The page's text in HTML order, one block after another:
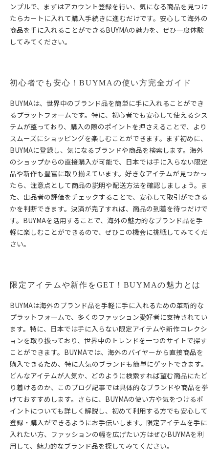
ンプルで、まずはアカウント登録を行い、気になる商品を見つけ
たらカートに入れて購入手続きに進むだけです。安心して海外の
商品を手に入れることができるBUYMAの魅力を、ぜひ一度体験
してみてください。
初心者でも安心！BUYMAの使い方完全ガイド
BUYMAは、世界中のブランド品を簡単に手に入れることができ
るプラットフォームです。特に、初心者でも安心して使えるシス
テムが整っており、購入の際のポイントを押さえることで、より
スムーズにショッピングを楽しむことができます。まず初めに、
BUYMAに登録し、気になるブランドや商品を検索します。海外
のショップからの直接購入が可能で、日本では手に入らない限定
品や新作も豊富に取り揃えています。好きなアイテムが見つかっ
たら、注意点として商品の説明や配送方法を確認しましょう。ま
た、出品者の評価をチェックすることで、安心して取引ができる
かを判断できます。決済が完了すれば、商品の到着を待つだけで
す。BUYMAを活用することで、海外の魅力的なブランド品を手
軽に楽しむことができるので、ぜひこの機会に挑戦してみてくだ
さい。
限定アイテムや新作をGET！BUYMAの魅力とは
BUYMAは海外のブランド品を手軽に手に入れるための革新的な
プラットフォームで、多くのファッション愛好者に支持されてい
ます。特に、日本では手に入らない限定アイテムや新作コレクシ
ョンを取り扱っており、世界中のトレンドを一つのサイトで探す
ことができます。BUYMAでは、海外のバイヤーから直接商品を
購入できるため、特に人気のブランドも簡単にゲットできます。
どんなアイテムが人気か、どのように検索すれば望む商品にたど
り着けるのか、このブログ記事では具体的なブランドや商品を挙
げておすすめします。さらに、BUYMAの使い方や気をつけるポ
イントについても詳しく解説し、初めて利用する方でも安心して
登録・購入ができるようにお手伝いします。限定アイテムを手に
入れたい方、ファッションの幅を広げたい方はぜひBUYMAを利
用して、魅力的なブランド品を探してみてください。